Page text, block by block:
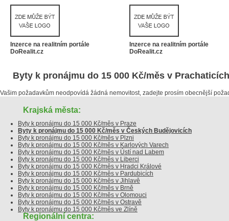
Inzerce na realitním portále
DoRealit.cz
Inzerce na realitním portále
DoRealit.cz
Byty k pronájmu do 15 000 Kč/měs v Prachaticích
Vašim požadavkům neodpovídá žádná nemovitost, zadejte prosím obecnější
Krajská města:
Byty k pronájmu do 15 000 Kč/měs v Praze
Byty k pronájmu do 15 000 Kč/měs v Českých Budějovicích
Byty k pronájmu do 15 000 Kč/měs v Plzni
Byty k pronájmu do 15 000 Kč/měs v Karlových Varech
Byty k pronájmu do 15 000 Kč/měs v Ústí nad Labem
Byty k pronájmu do 15 000 Kč/měs v Liberci
Byty k pronájmu do 15 000 Kč/měs v Hradci Králové
Byty k pronájmu do 15 000 Kč/měs v Pardubicích
Byty k pronájmu do 15 000 Kč/měs v Jihlavě
Byty k pronájmu do 15 000 Kč/měs v Brně
Byty k pronájmu do 15 000 Kč/měs v Olomouci
Byty k pronájmu do 15 000 Kč/měs v Ostravě
Byty k pronájmu do 15 000 Kč/měs ve Zlíně
Regionální centra: